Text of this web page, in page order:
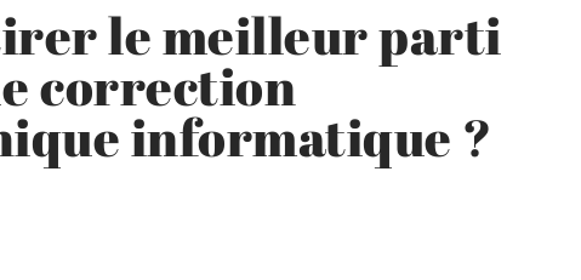
le meilleur parti
correction
informatique ?